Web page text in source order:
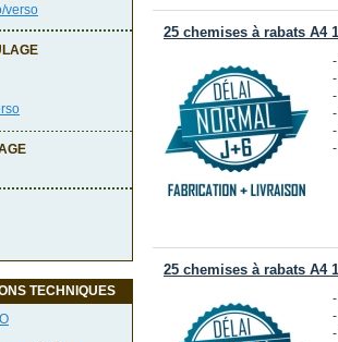
verso
TECHNIQUES
25 chemises à rabats A4
25 chemises à rabats A4